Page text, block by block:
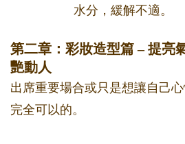
水分，緩解不適。
第二章：彩妝造型篇 – 提亮
艷動人
出席重要場合或只是想讓自己
完全可以的。